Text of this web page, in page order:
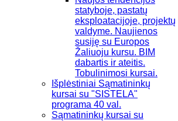
statyboje, pastatų
eksploatacijoje, projektų
valdyme. Naujienos
susiję su Europos
Žaliuoju kursu. BIM
dabartis ir ateitis.
Tobulinimosi kursai.
Išplėstiniai Sąmatininkų
kursai su "SISTELA"
programa 40 val.
Sąmatininkų kursai su